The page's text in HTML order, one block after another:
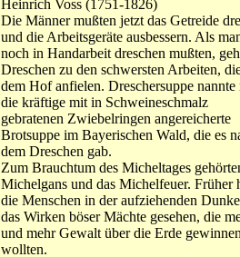
Heinrich Voss (1751-1826)
Die Männer mußten jetzt das Getreide
und die Arbeitsgeräte ausbessern. Als
noch in Handarbeit dreschen mußten,
Dreschen zu den schwersten Arbeiten,
dem Hof anfielen. Dreschersuppe nannte
die kräftige mit in Schweineschmalz
gebratenen Zwiebelringen angereicherte
Brotsuppe im Bayerischen Wald, die es
dem Dreschen gab.
Zum Brauchtum des Micheltages
Michelgans und das Michelfeuer. Früher
die Menschen in der aufziehenden
das Wirken böser Mächte gesehen, die
und mehr Gewalt über die Erde
wollten.